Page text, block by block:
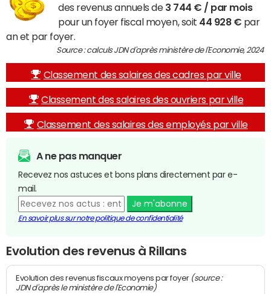
des revenus annuels de 3 744 € / par mois
pour un foyer fiscal moyen, soit 44 928 € par
an et par foyer.
Source : calculs JDN d'après ministère de l'Economie, 2024
Classement des salaires des cadres par ville
Classement des salaires des ouvriers par ville
Classement des salaires des employés par ville
A ne pas manquer
Recevez nos astuces et bons plans directement par e-
mail.
Je m'abonne
En savoir plus sur notre politique de confidentialité
Evolution des revenus à Rillans
Evolution des revenus fiscaux moyens par foyer (source :
JDN d'après le ministère de l'Economie)